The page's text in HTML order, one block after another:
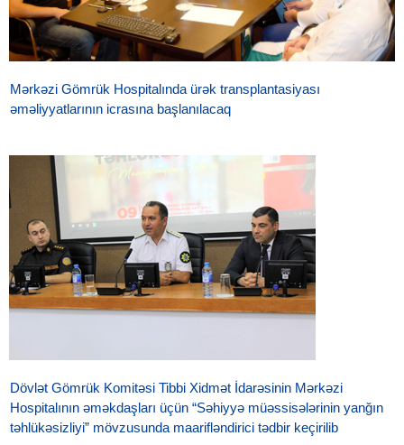
Mərkəzi Gömrük Hospitalında ürək transplantasiyası
əməliyyatlarının icrasına başlanılacaq
Dövlət Gömrük Komitəsi Tibbi Xidmət İdarəsinin Mərkəzi
Hospitalının əməkdaşları üçün “Səhiyyə müəssisələrinin yanğın
təhlükəsizliyi” mövzusunda maarifləndirici tədbir keçirilib